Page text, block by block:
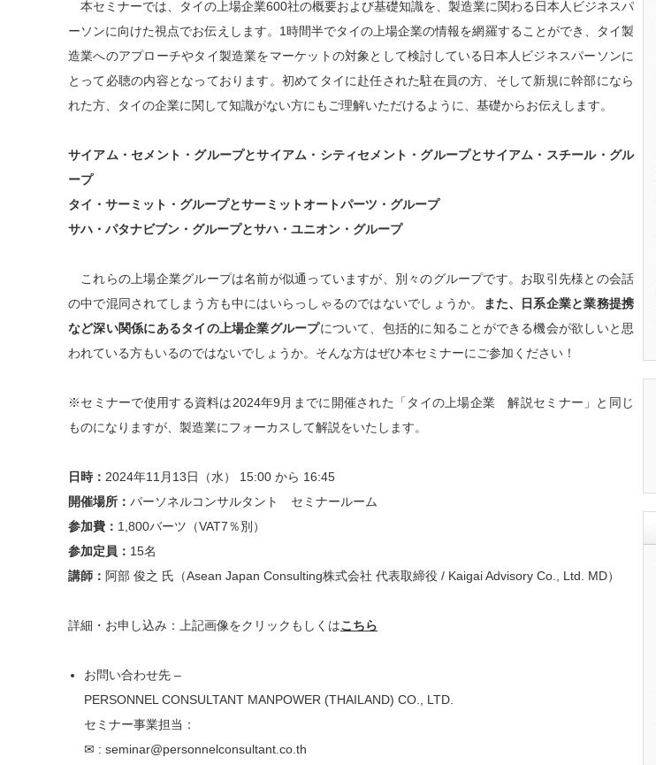
本セミナーでは、タイの上場企業600社の概要および基礎知識を、製造業に関わる日本人ビジネスパ
ーソンに向けた視点でお伝えします。1時間半でタイの上場企業の情報を網羅することができ、タイ製
造業へのアプローチやタイ製造業をマーケットの対象として検討している日本人ビジネスパーソンに
とって必聴の内容となっております。初めてタイに赴任された駐在員の方、そして新規に幹部になら
れた方、タイの企業に関して知識がない方にもご理解いただけるように、基礎からお伝えします。
サイアム・セメント・グループとサイアム・シティセメント・グループとサイアム・スチール・グル
ープ
タイ・サーミット・グループとサーミットオートパーツ・グループ
サハ・パタナビブン・グループとサハ・ユニオン・グループ
これらの上場企業グループは名前が似通っていますが、別々のグループです。お取引先様との会話
の中で混同されてしまう方も中にはいらっしゃるのではないでしょうか。
また、日系企業と業務提携
など深い関係にあるタイの上場企業グループについて、包括的に知ることができる機会が欲しいと思
われている方もいるのではないでしょうか。そんな方はぜひ本セミナーにご参加ください！
※セミナーで使用する資料は2024年9月までに開催された「タイの上場企業 解説セミナー」と同じ
ものになりますが、製造業にフォーカスして解説をいたします。
日時： 2024年11月13日（水） 15:00 から 16:45
開催場所： パーソネルコンサルタント セミナールーム
参加費： 1,800バーツ（VAT7％別）
参加定員： 15名
講師： 阿部 俊之 氏（Asean Japan Consulting株式会社 代表取締役 / Kaigai Advisory Co., Ltd. MD）
詳細・お申し込み：上記画像をクリックもしくはこちら
お問い合わせ先 –
PERSONNEL CONSULTANT MANPOWER (THAILAND) CO., LTD.
セミナー事業担当：
✉ : seminar@personnelconsultant.co.th